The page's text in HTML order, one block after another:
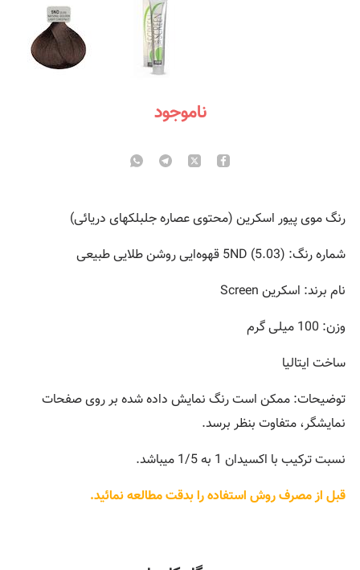
ناموجود
رنگ موی پیور اسکرین (محتوی عصاره جلبلکهای دریائی)
شماره رنگ: 5ND (5.03) قهوه‌ايی روشن طلایی طبیعی
نام برند: اسکرین Screen
وزن: 100 میلی گرم
ساخت ایتالیا
توضیحات: ممکن است رنگ نمایش داده شده بر روی صفحات
نمایشگر، متفاوت بنظر برسد.
نسبت ترکیب با اکسیدان 1 به 1/5 میباشد.
قبل از مصرف روش استفاده را بدقت مطالعه نمائید.